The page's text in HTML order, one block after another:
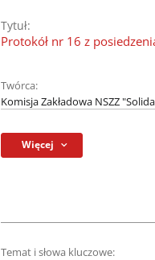
Tytuł:
Protokół nr 16 z
Twórca:
Komisja Zakładowa NSZZ
Więcej
Temat i słowa kluczowe: